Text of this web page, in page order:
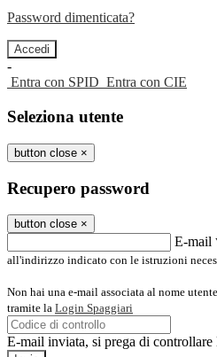
Password dimenticata?
-
Entra con SPID Entra con CIE
Seleziona utente
button close ×
Recupero password
button close ×
E-mail
all'indirizzo indicato con le istruzioni
Non hai una e-mail associata al nome
tramite la Login Spaggiari
E-mail inviata, si prega di controllare